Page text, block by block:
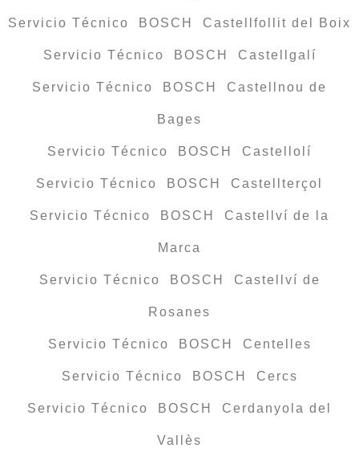
Servicio Técnico BOSCH Castellfollit del Boix
Servicio Técnico BOSCH Castellgalí
Servicio Técnico BOSCH Castellnou de
Bages
Servicio Técnico BOSCH Castellolí
Servicio Técnico BOSCH Castellterçol
Servicio Técnico BOSCH Castellví de la
Marca
Servicio Técnico BOSCH Castellví de
Rosanes
Servicio Técnico BOSCH Centelles
Servicio Técnico BOSCH Cercs
Servicio Técnico BOSCH Cerdanyola del
Vallès